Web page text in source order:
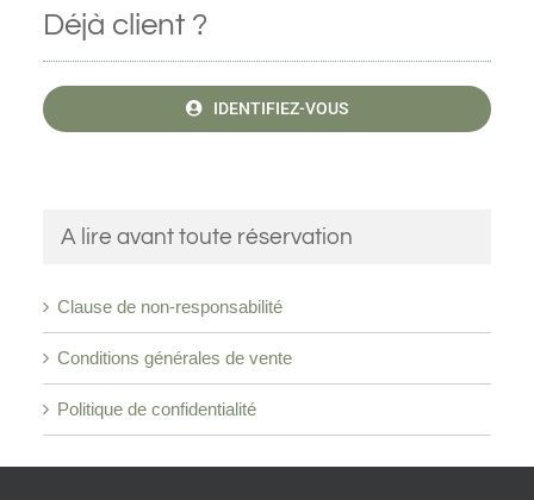
Déjà client ?
IDENTIFIEZ-VOUS
A lire avant toute réservation
Clause de non-responsabilité
Conditions générales de vente
Politique de confidentialité